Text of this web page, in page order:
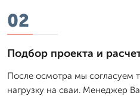
02
Подбор проекта и
После осмотра мы согласуем
нагрузку на сваи. Менеджер